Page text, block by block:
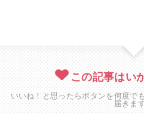
この記事はい
いいね！と思ったらボタンを何度で
届きます